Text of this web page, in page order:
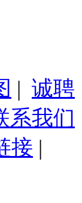
| 诚聘
系我们
接 |